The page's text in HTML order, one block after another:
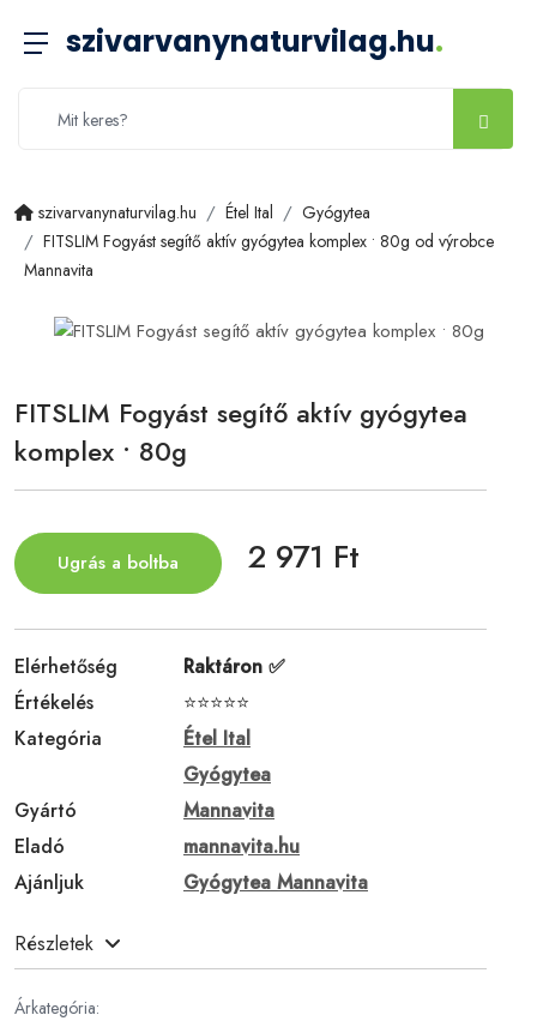
szivarvanynaturvilag.hu.
szivarvanynaturvilag.hu Étel Ital
Gyógytea
FITSLIM Fogyást segítő aktív gyógytea komplex • 80g od výrobce
Mannavita
FITSLIM Fogyást segítő aktív gyógytea
komplex • 80g
Ugrás a boltba 2 971 Ft
Elérhetőség
Raktáron ✅
Értékelés
⭐⭐⭐⭐⭐
Kategória
Étel Ital
Gyógytea
Gyártó
Mannavita
Eladó
mannavita.hu
Ajánljuk
Gyógytea Mannavita
Részletek
Árkategória: